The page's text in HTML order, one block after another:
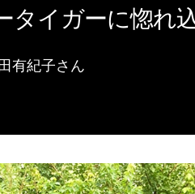
イガーに惚れ
有紀子さん